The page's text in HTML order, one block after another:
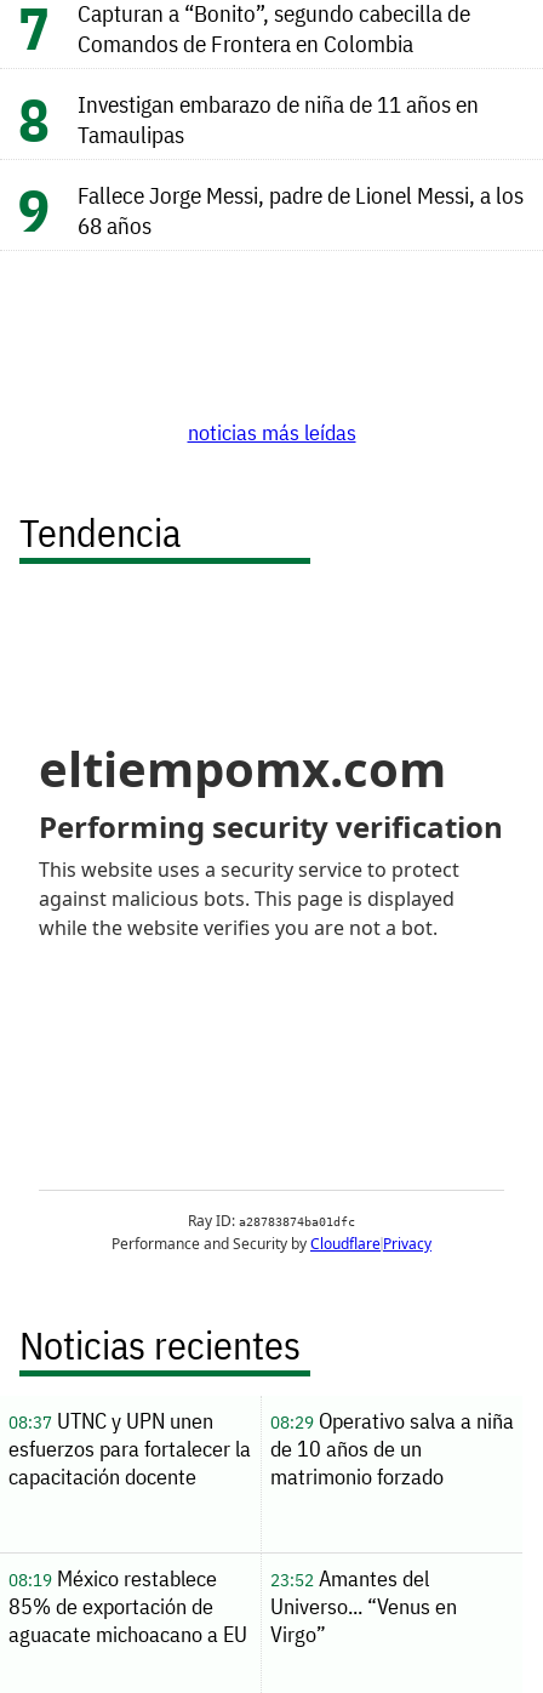
Capturan a “Bonito”, segundo cabecilla de
Comandos de Frontera en Colombia
Investigan embarazo de niña de 11 años en
Tamaulipas
Fallece Jorge Messi, padre de Lionel Messi, a los
68 años
noticias más leídas
Tendencia
Noticias recientes
08:37UTNC y UPN unen
esfuerzos para fortalecer la
capacitación docente
08:29Operativo salva a niña
de 10 años de un
matrimonio forzado
08:19México restablece
85% de exportación de
aguacate michoacano a EU
23:52Amantes del
Universo... “Venus en
Virgo”